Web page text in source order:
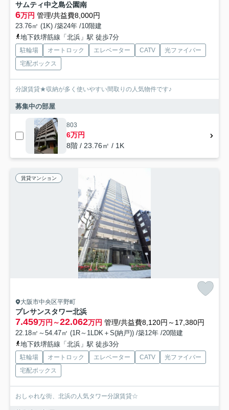
サムティ中之島公園南
6万円 管理/共益費8,000円
23.76㎡ (1K) /築24年 /10階建
地下鉄堺筋線「北浜」駅 徒歩7分
駐輪場 オートロック エレベーター CATV
光ファイバー
宅配ボックス
分譲賃貸★収納が多く使いやすい間取りの人気物件です♪
募集中の部屋
803
6万円
8階 / 23.76㎡ / 1K
賃貸マンション
大阪市中央区平野町
プレサンスタワー北浜
7.459万円～22.062万円 管理/共益費8,120円～17,380円
22.18㎡～54.47㎡ (1R～1LDK＋S(納戸)) /築12年 /20階建
地下鉄堺筋線「北浜」駅 徒歩3分
駐輪場 オートロック エレベーター CATV
光ファイバー
宅配ボックス
おしゃれな街、北浜の人気タワー分譲賃貸☆